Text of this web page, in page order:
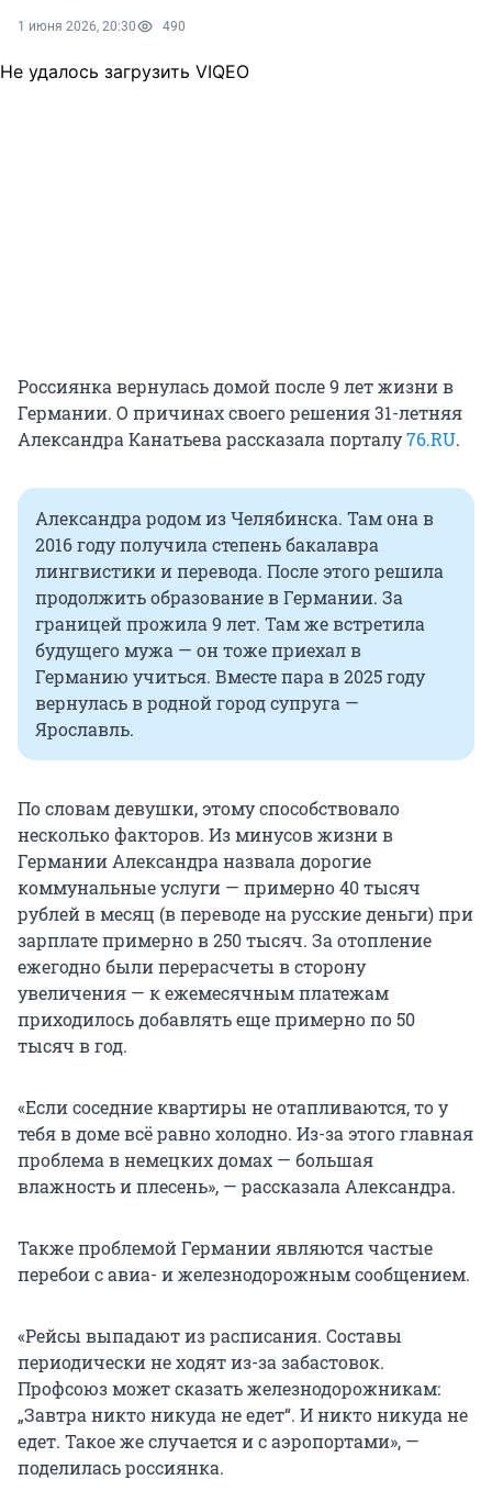
1 июня 2026, 20:30 490
Не удалось загрузить VIQEO
Россиянка вернулась домой после 9 лет жизни в
Германии. О причинах своего решения 31-летняя
Александра Канатьева рассказала порталу76.RU.
Александра родом из Челябинска. Там она в
2016 году получила степень бакалавра
лингвистики и перевода. После этого решила
продолжить образование в Германии. За
границей прожила 9 лет. Там же встретила
будущего мужа — он тоже приехал в
Германию учиться. Вместе пара в 2025 году
вернулась в родной город супруга —
Ярославль.
По словам девушки, этому способствовало
несколько факторов. Из минусов жизни в
Германии Александра назвала дорогие
коммунальные услуги — примерно 40 тысяч
рублей в месяц (в переводе на русские деньги) при
зарплате примерно в 250 тысяч. За отопление
ежегодно были перерасчеты в сторону
увеличения — к ежемесячным платежам
приходилось добавлять еще примерно по 50
тысяч в год.
«Если соседние квартиры не отапливаются, то у
тебя в доме всё равно холодно. Из-за этого главная
проблема в немецких домах — большая
влажность и плесень», — рассказала Александра.
Также проблемой Германии являются частые
перебои с авиа- и железнодорожным сообщением.
«Рейсы выпадают из расписания. Составы
периодически не ходят из-за забастовок.
Профсоюз может сказать железнодорожникам:
„Завтра никто никуда не едет“. И никто никуда не
едет. Такое же случается и с аэропортами», —
поделилась россиянка.